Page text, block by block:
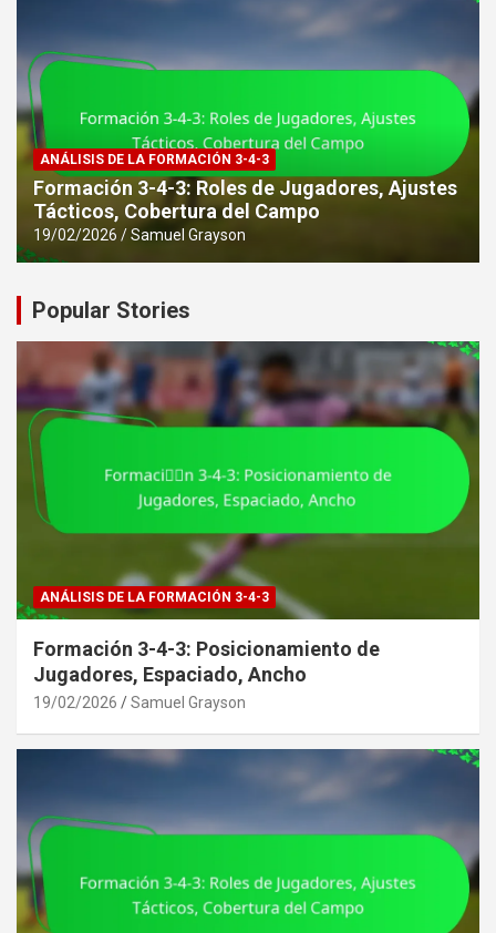
ANÁLISIS DE LA FORMACIÓN 3-4-3
Formación 3-4-3: Roles de Jugadores, Ajustes
Tácticos, Cobertura del Campo
19/02/2026 Samuel Grayson
Popular Stories
ANÁLISIS DE LA FORMACIÓN 3-4-3
Formación 3-4-3: Posicionamiento de
Jugadores, Espaciado, Ancho
19/02/2026 Samuel Grayson